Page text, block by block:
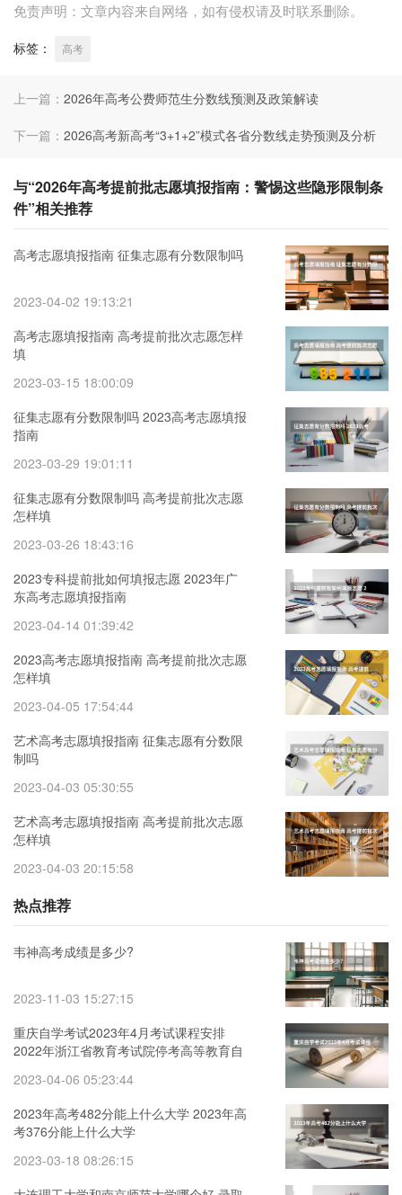
免责声明：文章内容来自网络，如有侵权请及时联系删除。
标签： 高考
上一篇： 2026年高考公费师范生分数线预测及政策解读
下一篇： 2026高考新高考“3+1+2”模式各省分数线走势预测及分析
与“2026年高考提前批志愿填报指南：警惕这些隐形限制条
件”相关推荐
高考志愿填报指南 征集志愿有分数限制吗
2023-04-02 19:13:21
高考志愿填报指南 高考提前批次志愿怎样
填
2023-03-15 18:00:09
征集志愿有分数限制吗 2023高考志愿填报
指南
2023-03-29 19:01:11
征集志愿有分数限制吗 高考提前批次志愿
怎样填
2023-03-26 18:43:16
2023专科提前批如何填报志愿 2023年广
东高考志愿填报指南
2023-04-14 01:39:42
2023高考志愿填报指南 高考提前批次志愿
怎样填
2023-04-05 17:54:44
艺术高考志愿填报指南 征集志愿有分数限
制吗
2023-04-03 05:30:55
艺术高考志愿填报指南 高考提前批次志愿
怎样填
2023-04-03 20:15:58
热点推荐
韦神高考成绩是多少?
2023-11-03 15:27:15
重庆自学考试2023年4月考试课程安排
2022年浙江省教育考试院停考高等教育自
2023-04-06 05:23:44
2023年高考482分能上什么大学 2023年高
考376分能上什么大学
2023-03-18 08:26:15